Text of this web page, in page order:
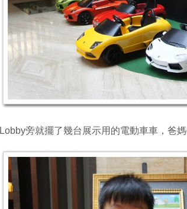
Lobby旁就擺了幾台展示用的電動車車，爸